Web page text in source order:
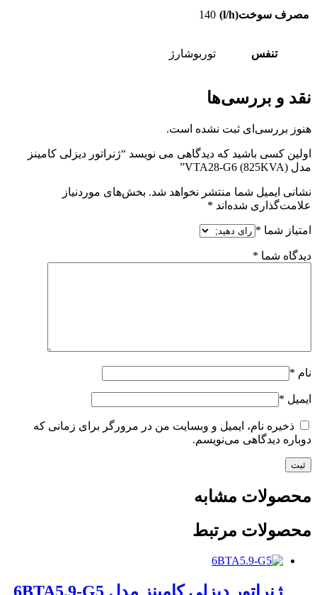
مصرف سوخت(l/h) 140
تنفس توربوشارژ
نقد و بررسی‌ها
هنوز بررسی‌ای ثبت نشده است.
اولین کسی باشید که دیدگاهی می نویسد “ژنراتور دیزلی کامینز
مدل VTA28-G6 (825KVA)”
نشانی ایمیل شما منتشر نخواهد شد. بخش‌های موردنیاز
علامت‌گذاری شده‌اند *
امتیاز شما *
دیدگاه شما *
نام *
ایمیل *
ذخیره نام، ایمیل و وبسایت من در مرورگر برای زمانی که
دوباره دیدگاهی می‌نویسم.
محصولات مشابه
محصولات مرتبط